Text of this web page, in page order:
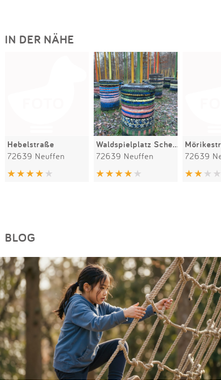
IN DER NÄHE
Hebelstraße
72639 Neuffen
Waldspielplatz Schelmenwasen
72639 Neuffen 72639
BLOG